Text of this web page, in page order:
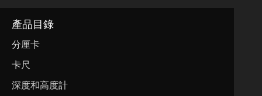
產品目錄
分厘卡
卡尺
深度和高度計